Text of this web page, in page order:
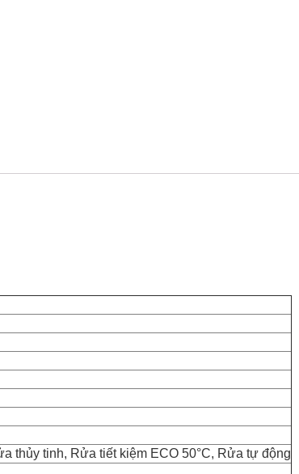
thủy tinh, Rửa tiết kiệm ECO 50°C, Rửa tự động